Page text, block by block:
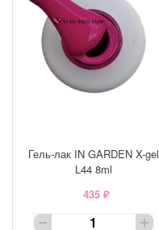
Гель-лак IN GARDEN X-gel
L44 8ml
435 ₽